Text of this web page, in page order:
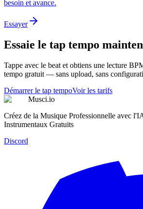
besoin et avance.
Essayer
Essaie le tap tempo
Tappe avec le beat et obtiens une lecture
tempo gratuit — sans upload, sans
Démarrer le tap tempoVoir les tarifs
Musci.io
Créez de la Musique Professionnelle avec
Instrumentaux Gratuits
Discord